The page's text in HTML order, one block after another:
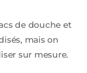
de douche et
mais on
sur mesure.